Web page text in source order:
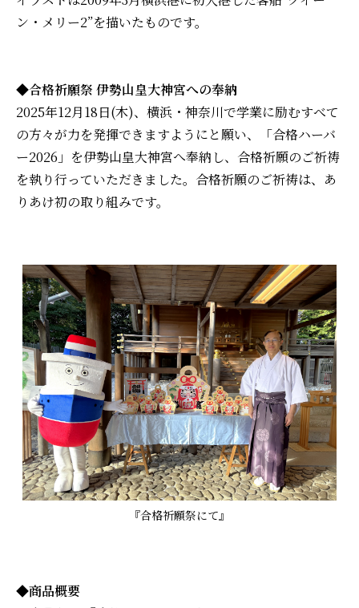
ン・メリー2”を描いたものです。
◆合格祈願祭 伊勢山皇大神宮への奉納
2025年12月18日(木)、横浜・神奈川で学業に励むすべて
の方々が力を発揮できますようにと願い、「合格ハーバ
ー2026」を伊勢山皇大神宮へ奉納し、合格祈願のご祈祷
を執り行っていただきました。合格祈願のご祈祷は、あ
りあけ初の取り組みです。
『合格祈願祭にて』
◆商品概要